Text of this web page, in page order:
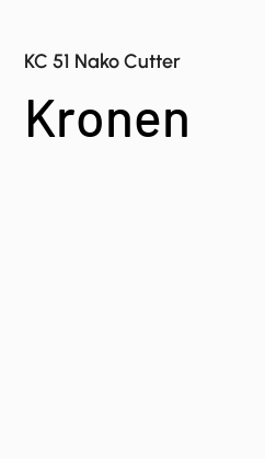
KC 51 Nako Cutter
Kronen